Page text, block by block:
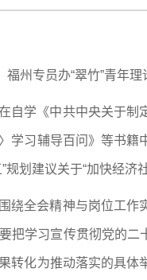
福州专员办“翠竹”青年
自学《中共中央关于制
学习辅导百问》等书籍
规划建议关于“加快经济
绕全会精神与岗位工作
把学习宣传贯彻党的二
转化为推动落实的具体